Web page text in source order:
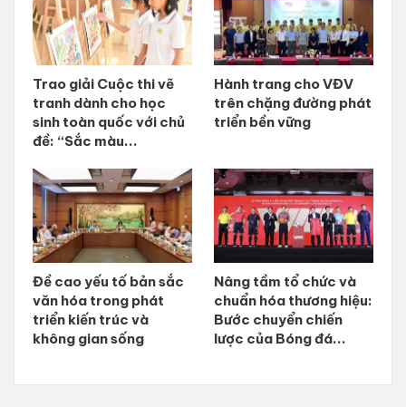
Trao giải Cuộc thi vẽ
tranh dành cho học
sinh toàn quốc với chủ
đề: “Sắc màu...
Hành trang cho VĐV
trên chặng đường phát
triển bền vững
Đề cao yếu tố bản sắc
văn hóa trong phát
triển kiến trúc và
không gian sống
Nâng tầm tổ chức và
chuẩn hóa thương hiệu:
Bước chuyển chiến
lược của Bóng đá...